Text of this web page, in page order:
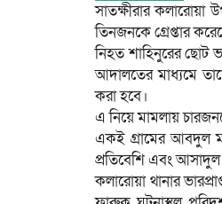
সাতক্ষীরার কলারোয়া
তিনজনকে গ্রেপ্তার
নিহত শাহিনুরের ছোট
আদালতের মাধ্যমে
করা হবে।
এ নিয়ে মামলায়
একই গ্রামের আবদুল
প্রতিবেশি এবং আসাদুল
কলারোয়া থানার